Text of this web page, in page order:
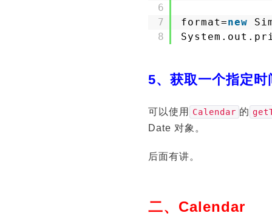
6
7
8
format=new
5、获取一个指定
可以使用 Calendar 的
Date 对象。
后面有讲。
二、Calendar